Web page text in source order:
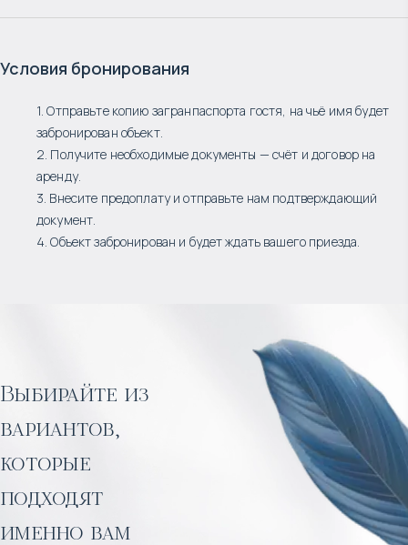
Условия бронирования
1. Отправьте копию загранпаспорта гостя, на чьё имя будет
забронирован объект.
2. Получите необходимые документы — счёт и договор на
аренду.
3. Внесите предоплату и отправьте нам подтверждающий
документ.
4. Объект забронирован и будет ждать вашего приезда.
Выбирайте из
вариантов,
которые
подходят
именно вам